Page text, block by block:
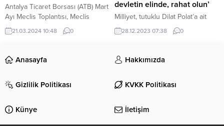
YAKALANDILAR...
Antalya Ticaret Borsası (ATB) Mart
Ayı Meclis Toplantısı, Meclis
Başkanı Erdoğan Ekinci
başkanlığında yapıldı.
21.03.2024 10:48 0
devletin elinde, rahat olun’
Milliyet, tutuklu Dilat Polat’a ait
güzellik merkezindeydi. TMSF’nin
kayyum atadığı Polat’a ait şubede
yoğunluk var. Geç bir tarihe
randevu verilse de müşteriler
28.12.2023 07:38 0
Anasayfa Hakkımızda
Gizlilik Politikası KVKK Politikası
Künye İletişim